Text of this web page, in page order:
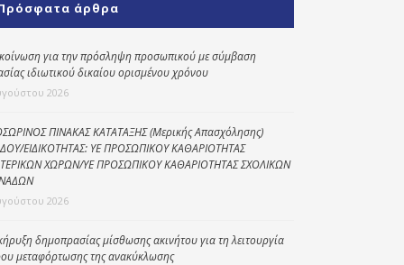
Kοινωνικό
φαρμακείο
Πρόγραμμα
“Βοήθεια στο σπίτι”
Κέντρο Ημερήσιας
Φροντίδας
άρθρα
για την πρόσληψη προσωπικού με σύμβαση
ιδιωτικού δικαίου ορισμένου χρόνου
2026
ΠΙΝΑΚΑΣ ΚΑΤΑΤΑΞΗΣ (Μερικής Απασχόλησης)
ΕΙΔΙΚΟΤΗΤΑΣ: ΥΕ ΠΡΟΣΩΠΙΚΟΥ ΚΑΘΑΡΙΟΤΗΤΑΣ
ΧΩΡΩΝ/ΥΕ ΠΡΟΣΩΠΙΚΟΥ ΚΑΘΑΡΙΟΤΗΤΑΣ ΣΧΟΛΙΚΩΝ
2026
δημοπρασίας μίσθωσης ακινήτου για τη λειτουργία
μεταφόρτωσης της ανακύκλωσης